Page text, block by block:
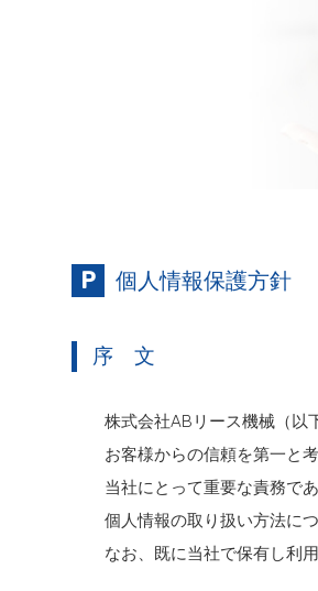
個人情報保護方針
序 文
株式会社ABリース機械（以
お客様からの信頼を第一と
当社にとって重要な責務で
個人情報の取り扱い方法に
なお、既に当社で保有し利